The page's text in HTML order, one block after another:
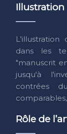
dans les
"manuscrit
jusqu'à
contrées
Rôle de